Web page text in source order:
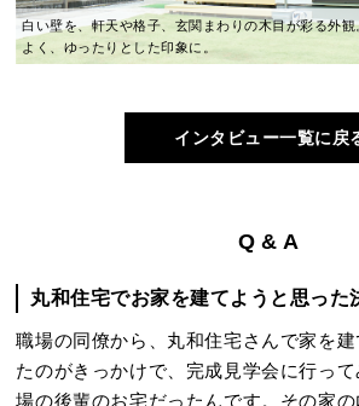
白い壁を、軒天や格子、玄関まわりの木目が彩る外
よく、ゆったりとした印象に。
インタビュー一覧に戻
Q&A
丸和住宅でお家を建てようと思った
職場の同僚から、丸和住宅さんで家を
たのがきっかけで、完成見学会に行っ
場の後輩のお宅だったんです。その家